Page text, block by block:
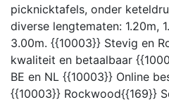
picknicktafels, onder
diverse lengtematen: 1.20m,
3.00m. {{10003}} Stevig en
kwaliteit en betaalbaar
BE en NL {{10003}} Online
{{10003}} Rockwood{{169}}